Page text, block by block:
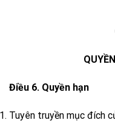
Điều 6. Quyền hạn
Tuyên truyền mục đích